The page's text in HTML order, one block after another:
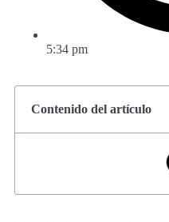
5:34 pm
Contenido del artículo